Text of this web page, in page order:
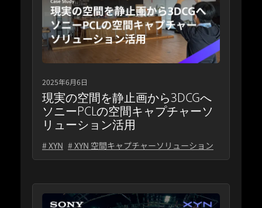
2025年6月6日
現実の空間を静止画から3DCGへ
ソニーPCLの空間キャプチャーソ
リューション活用
# XYN # XYN 空間キャプチャーソリューション